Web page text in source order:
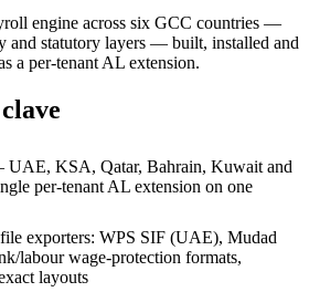
engine across six GCC countries —
and statutory layers — built, installed and
a per-tenant AL extension.
KSA, Qatar, Bahrain, Kuwait and
per-tenant AL extension on one
exporters: WPS SIF (UAE), Mudad
labour wage-protection formats,
layouts